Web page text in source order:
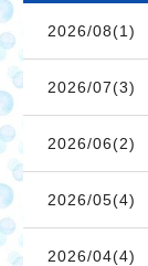
2026/08(1)
2026/07(3)
2026/06(2)
2026/05(4)
2026/04(4)